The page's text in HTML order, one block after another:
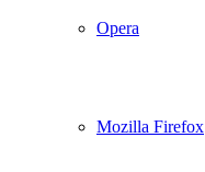
Opera
Mozilla Firefox